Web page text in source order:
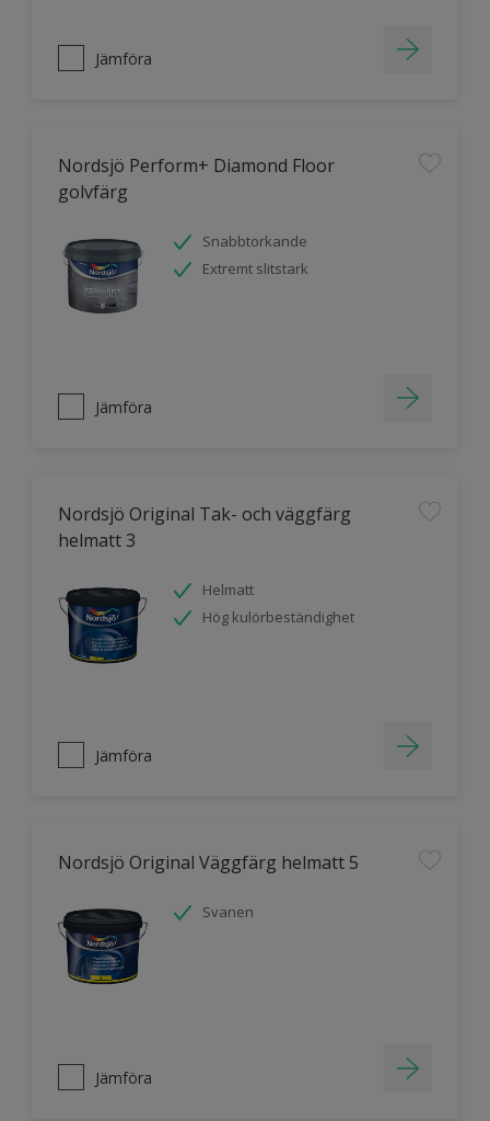
Jämföra
Nordsjö Perform+ Diamond Floor
golvfärg
Snabbtorkande
Extremt slitstark
Jämföra
Nordsjö Original Tak- och väggfärg
helmatt 3
Helmatt
Hög kulörbeständighet
Jämföra
Nordsjö Original Väggfärg helmatt 5
Svanen
Jämföra